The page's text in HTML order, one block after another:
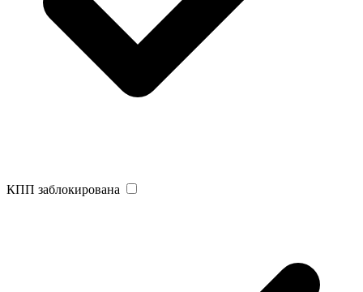
КПП заблокирована